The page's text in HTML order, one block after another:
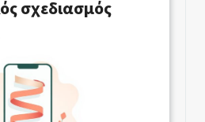
σχεδιασμός